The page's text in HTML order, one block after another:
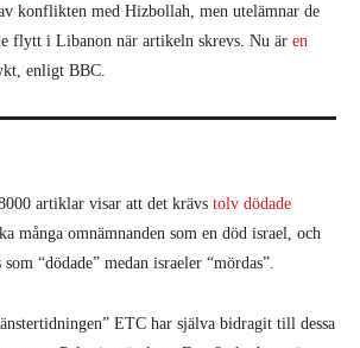
konflikten med Hizbollah, men utelämnar de
flytt i Libanon när artikeln skrevs. Nu är en
enligt BBC.
artiklar visar att det krävs tolv dödade
många omnämnanden som en död israel, och
“dödade” medan israeler “mördas”.
ETC har själva bidragit till dessa